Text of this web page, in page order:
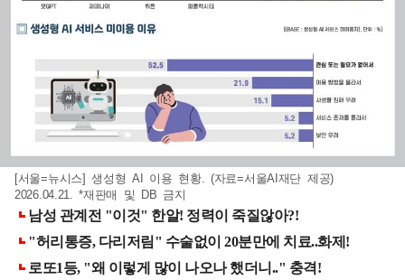
[서울=뉴시스] 생성형 AI 이용 현황. (자료=서울AI재단 제공)
2026.04.21. *재판매 및 DB 금지